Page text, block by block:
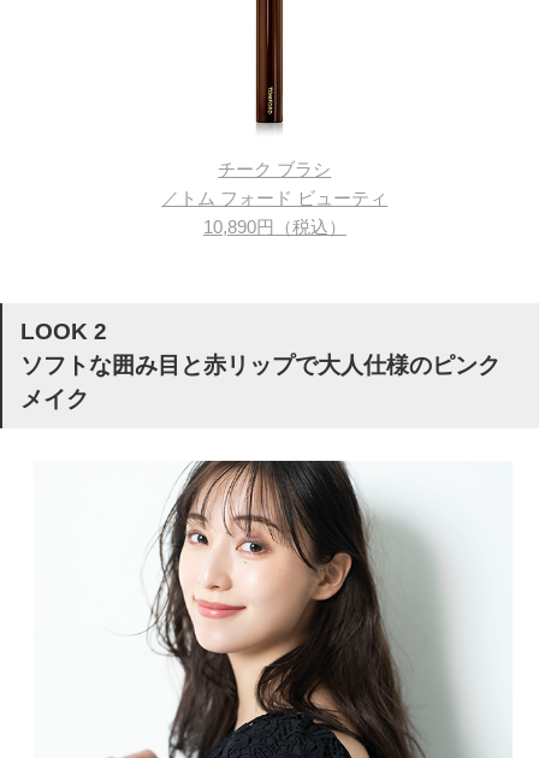
チーク ブラシ
／トム フォード ビューティ
10,890円（税込）
LOOK 2
ソフトな囲み目と赤リップで大人仕様のピンク
メイク